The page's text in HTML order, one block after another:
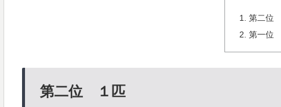
第二位
第一位
第二位 １匹